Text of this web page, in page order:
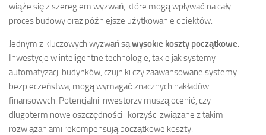
wiąże się z szeregiem wyzwań, które mogą wpływać na cały
proces budowy oraz późniejsze użytkowanie obiektów.
Jednym z kluczowych wyzwań sąwysokie koszty początkowe.
Inwestycje w inteligentne technologie, takie jak systemy
automatyzacji budynków, czujniki czy zaawansowane systemy
bezpieczeństwa, mogą wymagać znacznych nakładów
finansowych. Potencjalni inwestorzy muszą ocenić, czy
długoterminowe oszczędności i korzyści związane z takimi
rozwiązaniami rekompensują początkowe koszty.